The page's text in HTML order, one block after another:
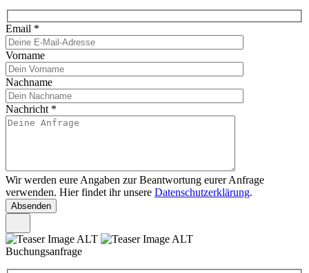
Email *
Vorname
Nachname
Nachricht *
Wir werden eure Angaben zur Beantwortung eurer Anfrage
verwenden. Hier findet ihr unsere Datenschutzerklärung.
Buchungsanfrage